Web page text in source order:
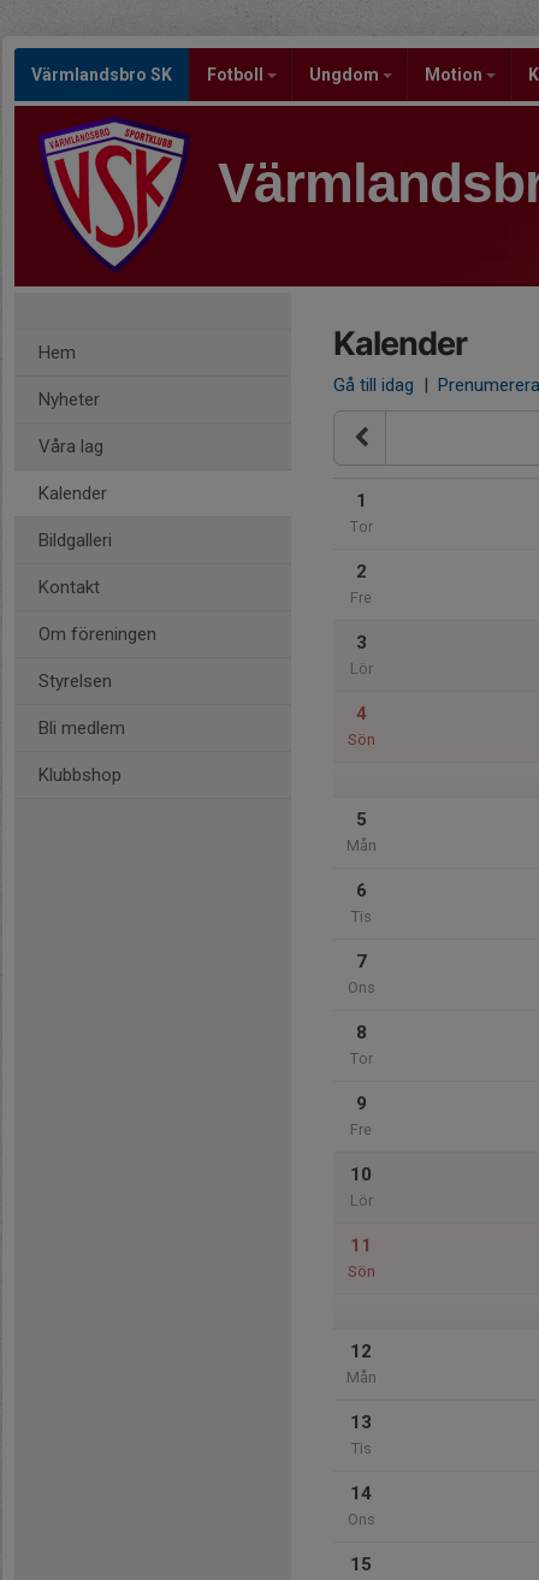
Värmlandsbro SK Fotboll Ungdom Motion
Hem
Nyheter
Våra lag
Kalender
Bildgalleri
Kontakt
Om föreningen
Styrelsen
Bli medlem
Klubbshop
Kalender
Gå till idag | Prenumerera
1
Tor
2
Fre
3
Lör
4
Sön
5
Mån
6
Tis
7
Ons
8
Tor
9
Fre
10
Lör
11
Sön
12
Mån
13
Tis
14
Ons
15